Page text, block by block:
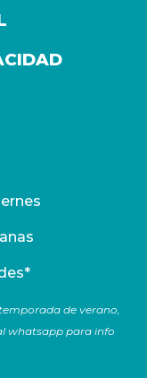
de verano,
whatsapp para info